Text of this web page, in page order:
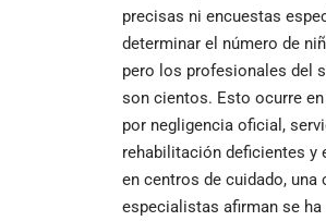
precisas ni encuestas
determinar el número de
pero los profesionales del
son cientos. Esto ocurre
por negligencia oficial,
rehabilitación deficientes y
en centros de cuidado, una
especialistas afirman se ha